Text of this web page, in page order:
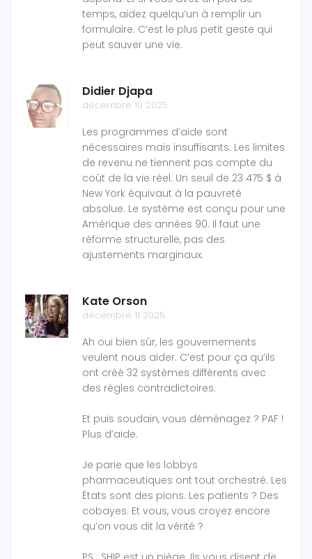
temps, aidez quelqu’un à remplir un
formulaire. C’est le plus petit geste qui
peut sauver une vie.
Didier Djapa
décembre 10 2025
Les programmes d’aide sont
nécessaires mais insuffisants. Les limites
de revenu ne tiennent pas compte du
coût de la vie réel. Un seuil de 23 475 $ à
New York équivaut à la pauvreté
absolue. Le système est conçu pour une
Amérique des années 90. Il faut une
réforme structurelle, pas des
ajustements marginaux.
Kate Orson
décembre 11 2025
Ah oui bien sûr, les gouvernements
veulent nous aider. C’est pour ça qu’ils
ont créé 32 systèmes différents avec
des règles contradictoires.
Et puis soudain, vous déménagez ? PAF !
Plus d’aide.
Je parie que les lobbys
pharmaceutiques ont tout orchestré. Les
États sont des pions. Les patients ? Des
cobayes. Et vous, vous croyez encore
qu’on vous dit la vérité ?